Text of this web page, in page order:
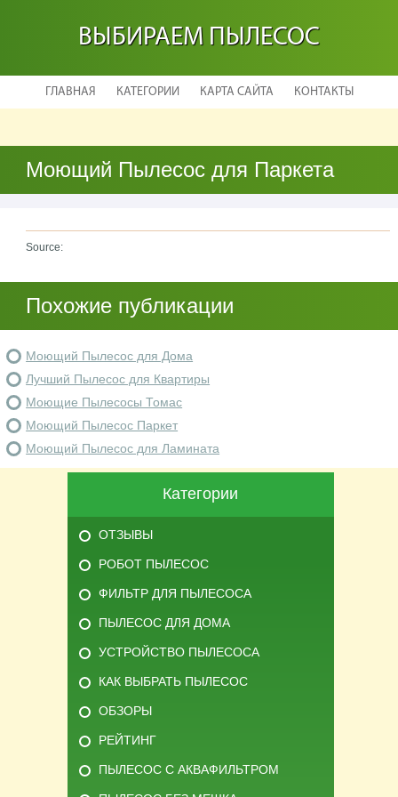
ВЫБИРАЕМ ПЫЛЕСОС
ГЛАВНАЯ КАТЕГОРИИ КАРТА САЙТА КОНТАКТЫ
Моющий Пылесос для Паркета
Source:
Похожие публикации
Моющий Пылесос для Дома
Лучший Пылесос для Квартиры
Моющие Пылесосы Томас
Моющий Пылесос Паркет
Моющий Пылесос для Ламината
Категории
ОТЗЫВЫ
РОБОТ ПЫЛЕСОС
ФИЛЬТР ДЛЯ ПЫЛЕСОСА
ПЫЛЕСОС ДЛЯ ДОМА
УСТРОЙСТВО ПЫЛЕСОСА
КАК ВЫБРАТЬ ПЫЛЕСОС
ОБЗОРЫ
РЕЙТИНГ
ПЫЛЕСОС С АКВАФИЛЬТРОМ